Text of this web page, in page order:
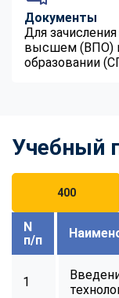
Документы
Для
высшем (ВПО)
образовании
Учебный
400
N
п/п
1